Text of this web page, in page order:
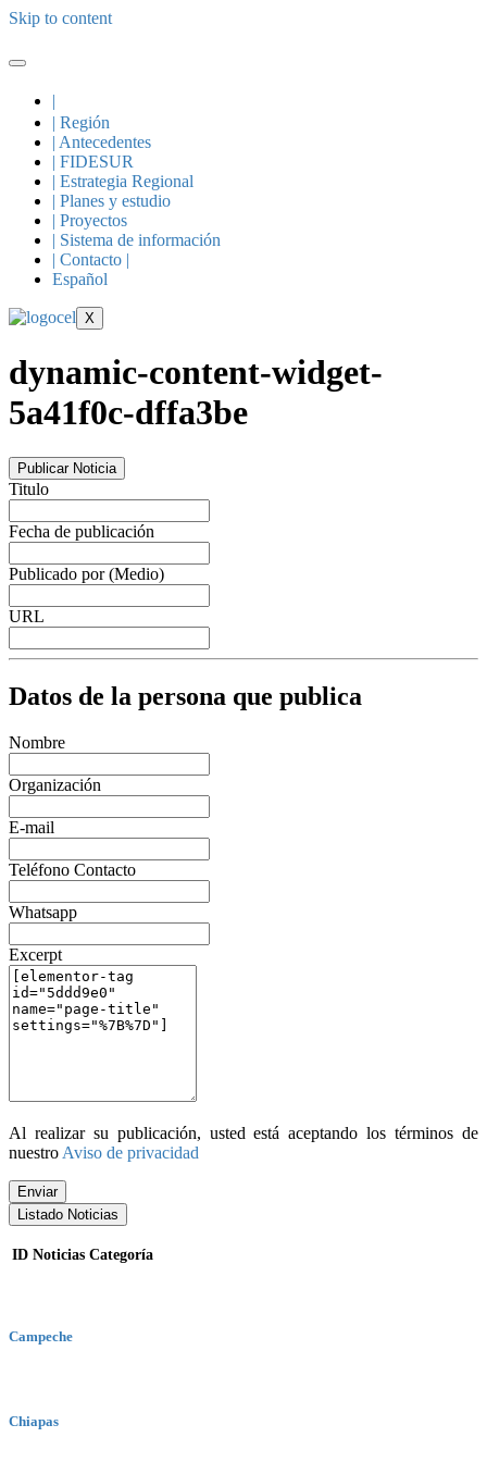
Skip to content
|
| Región
| Antecedentes
| FIDESUR
| Estrategia Regional
| Planes y estudio
| Proyectos
| Sistema de información
| Contacto |
Español
X
dynamic-content-widget-
5a41f0c-dffa3be
Publicar Noticia
Titulo
Fecha de publicación
Publicado por (Medio)
URL
Datos de la persona que publica
Nombre
Organización
E-mail
Teléfono Contacto
Whatsapp
Excerpt
Al realizar su publicación, usted está aceptando los términos de
nuestro Aviso de privacidad
Enviar
Listado Noticias
ID Noticias Categoría
Campeche
Chiapas